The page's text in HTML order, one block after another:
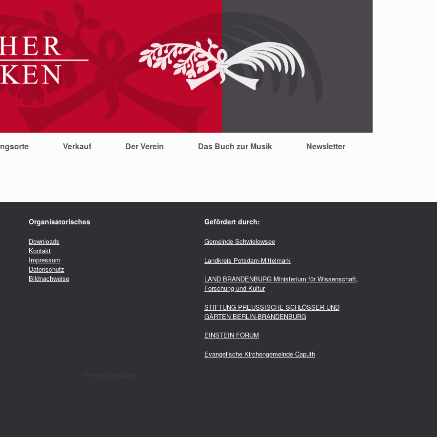
Verkauf Der Verein Das Buch zur Musik Newsletter
Organisatorisches
Downloads
Kontakt
Impressum
Datenschutz
Bildnachweise
Gefördert durch:
Gemeinde Schwielowsee
Landkreis Potsdam-Mittelmark
LAND BRANDENBURG Ministerium für Wissenschaft,
Forschung und Kultur
STIFTUNG PREUSSISCHE SCHLÖSSER UND
GÄRTEN BERLIN-BRANDENBURG
EINSTEIN FORUM
Evangelische Kirchengemeinde Caputh